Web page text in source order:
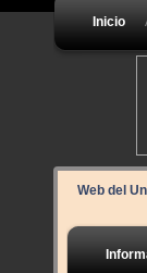
Inicio
Web del